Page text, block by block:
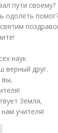
пути своему?
одолеть
наук
друг.
вы,
Земля,
учителя!